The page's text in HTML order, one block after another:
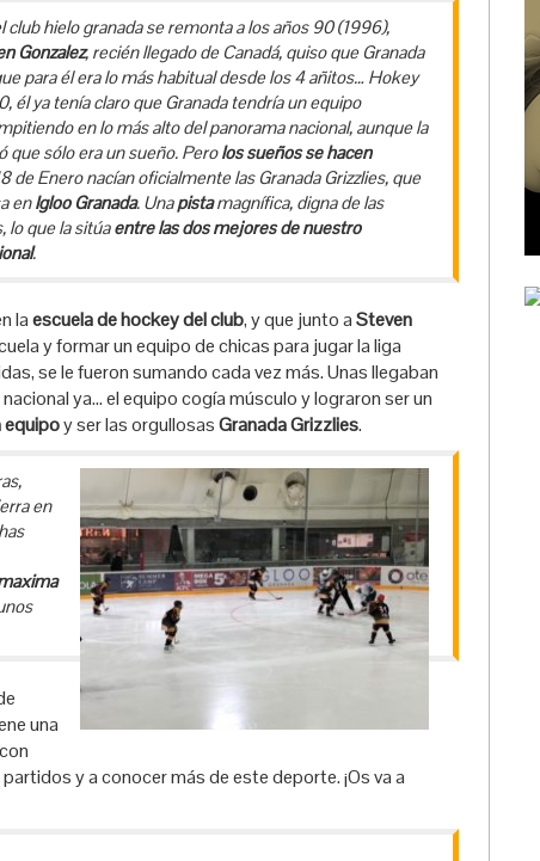
club hielo granada se remonta a los años 90 (1996),
Gonzalez, recién llegado de Canadá, quiso que Granada
para él era lo más habitual desde los 4 añitos… Hokey
él ya tenía claro que Granada tendría un equipo
en lo más alto del panorama nacional, aunque la
que sólo era un sueño. Perolos sueños se hacen
de Enero nacían oficialmente las Granada Grizzlies, que
enIgloo Granada. Unapistamagnífica, digna de las
lo que la sitúaentre las dos mejores de nuestro
.
laescuela de hockey del club, y que junto aSteven
y formar un equipo de chicas para jugar la liga
se le fueron sumando cada vez más. Unas llegaban
ya… el equipo cogía músculo y lograron ser un
equipoy ser las orgullosasGranada Grizzlies.
en
una
y a conocer más de este deporte. ¡Os va a